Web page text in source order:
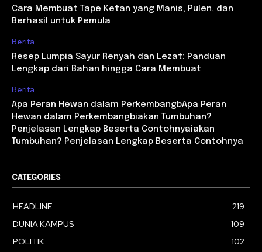
Cara Membuat Tape Ketan yang Manis, Pulen, dan
Berhasil untuk Pemula
Berita
Resep Lumpia Sayur Renyah dan Lezat: Panduan
Lengkap dari Bahan hingga Cara Membuat
Berita
Apa Peran Hewan dalam PerkembangbApa Peran
Hewan dalam Perkembangbiakan Tumbuhan?
Penjelasan Lengkap Beserta Contohnyaiakan
Tumbuhan? Penjelasan Lengkap Beserta Contohnya
CATEGORIES
HEADLINE
219
DUNIA KAMPUS
109
POLITIK
102